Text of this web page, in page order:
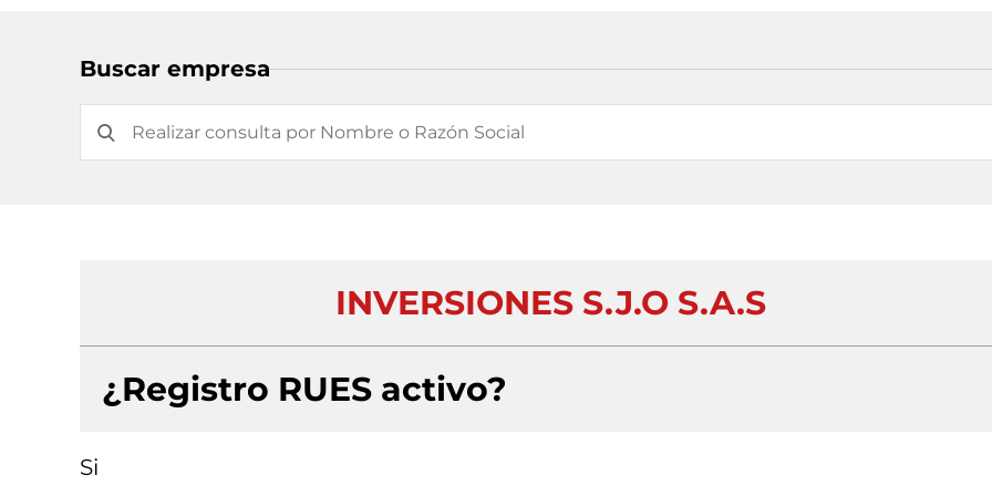
Buscar empresa
INVERSIONES S.J.O S.A.S
¿Registro RUES activo?
Si